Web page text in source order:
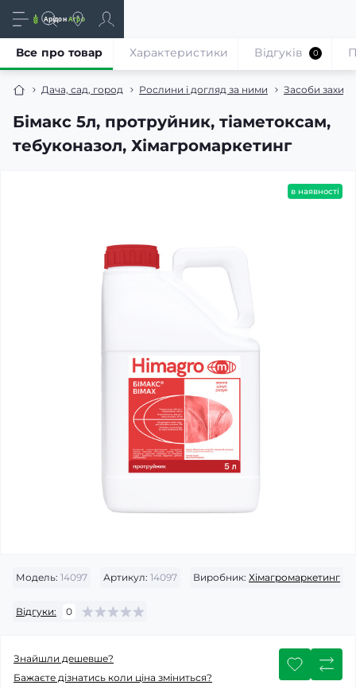
Дача, сад, город Рослини і догляд за ними Засоби
Бімакс 5л, протруйник, тіаметоксам,
тебуконазол, Хімагромаркетинг
Все про товар Характеристики Відгуків 0
в наявності
Модель: 14097 Артикул: 14097 Виробник: Хімагромаркетинг
Відгуки: 0
Знайшли дешевше?
Бажаєте дізнатись коли ціна зміниться?